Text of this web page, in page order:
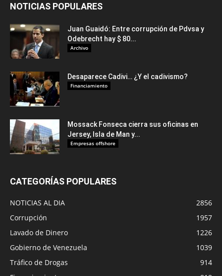
NOTICIAS POPULARES
Juan Guaidó: Entre corrupción de Pdvsa y
Odebrecht hay $ 80...
Archivo
Desaparece Cadivi… ¿Y el cadivismo?
Financiamiento
Mossack Fonseca cierra sus oficinas en
Jersey, Isla de Man y...
Empresas offshore
CATEGORÍAS POPULARES
NOTICIAS AL DIA
2856
Corrupción
1957
Lavado de Dinero
1226
Gobierno de Venezuela
1039
Tráfico de Drogas
914